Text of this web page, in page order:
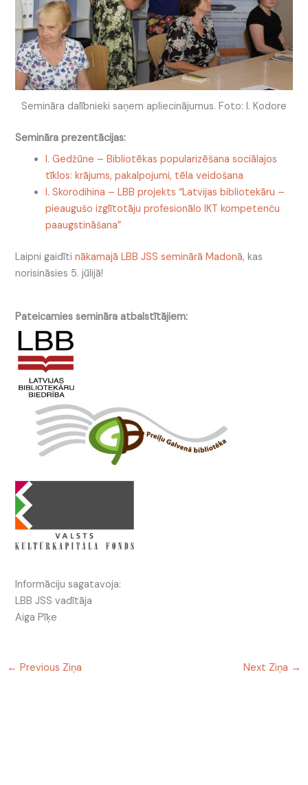
Semināra dalībnieki saņem apliecinājumus. Foto: I. Kodore
Semināra prezentācijas:
I. Gedžūne – Bibliotēkas popularizēšana sociālajos
tīklos: krājums, pakalpojumi, tēla veidošana
I. Skorodihina – LBB projekts “Latvijas bibliotekāru –
pieaugušo izglītotāju profesionālo IKT kompetenču
paaugstināšana”
Laipni gaidītinākamajā LBB JSS seminārā Madonā, kas
norisināsies 5. jūlijā!
Pateicamies semināra atbalstītājiem:
Informāciju sagatavoja:
LBB JSS vadītāja
Aiga Pīķe
← Previous Ziņa Next Ziņa →